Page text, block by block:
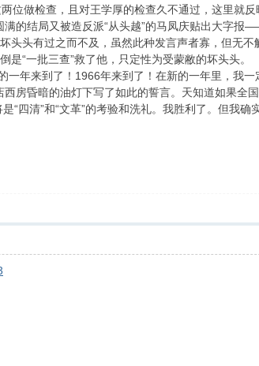
位做检查，且对王学厚的检查久不通过，这里就
的结局又被造反派“从头越”的马凤庆贴出大字
头头有过之而不及，虽然此种发言声者寡，但无
“一批三查”救了他，只定性为受蒙敝的坏头头。
来到了！1966年来到了！在新的一年里，我一
房昏暗的油灯下写了如此的誓言。天知道如果全
“四清”和“文革”的考验和洗礼。我胜利了。但我